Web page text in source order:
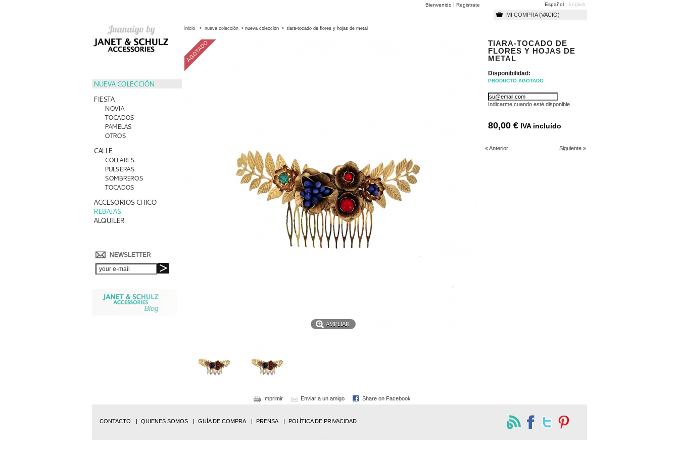
English
Español
MI COMPRA (VACIO)
Bienvenido Registrate
NUEVA COLECCIÓN
FIESTA
NOVIA
TOCADOS
PAMELAS
OTROS
CALLE
COLLARES
PULSERAS
SOMBREROS
TOCADOS
ACCESORIOS CHICO
REBAJAS
ALQUILER
NEWSLETTER
inicio > nueva colección > nueva colección > tiara-tocado de flores y hojas de metal
AMPLIAR
Share on Facebook
Enviar a un amigo
Imprimir
TIARA-TOCADO DE
FLORES Y HOJAS DE
METAL
Disponibilidad:
PRODUCTO AGOTADO
Indicarme cuando esté disponible
80,00 € IVA incluído
« Anterior Siguiente »
CONTACTO QUIENES SOMOS GUÍA DE COMPRA PRENSA POLÍTICA DE PRIVACIDAD